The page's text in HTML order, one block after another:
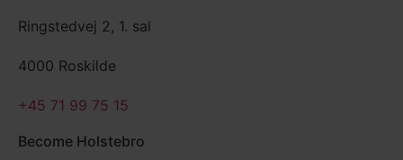
Ringstedvej 2, 1. sal
4000 Roskilde
+45 71 99 75 15
Become Holstebro